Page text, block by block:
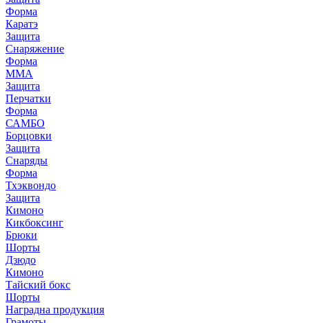
Форма
Каратэ
Защита
Снаряжение
Форма
ММА
Защита
Перчатки
Форма
САМБО
Борцовки
Защита
Снаряды
Форма
Тхэквондо
Защита
Кимоно
Кикбоксинг
Брюки
Шорты
Дзюдо
Кимоно
Тайский бокс
Шорты
Наградна продукция